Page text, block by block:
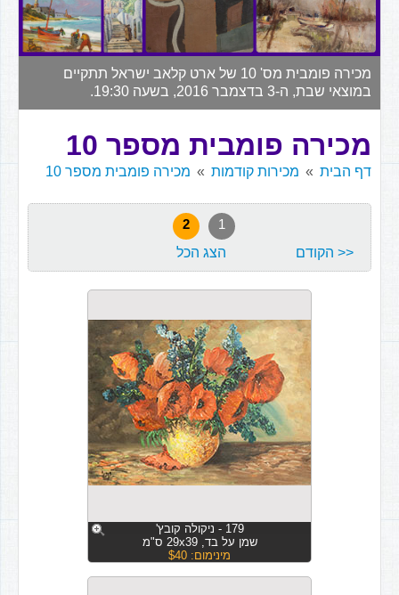
▼
מכירה פומבית מס' 10 של ארט קלאב ישראל תתקיים
במוצאי שבת, ה-3 בדצמבר 2016, בשעה 19:30.
מכירה פומבית מספר 10
דף הבית מכירות קודמות מכירה פומבית מספר 10
1
2
<< הקודם
הצג הכל
179 - ניקולה קובץ'
שמן על בד, 29x39 ס"מ
מינימום: $40